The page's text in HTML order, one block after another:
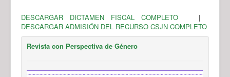
DESCARGAR DICTAMEN FISCAL COMPLETO |
DESCARGAR ADMISIÓN DEL RECURSO CSJN COMPLETO
Revista con Perspectiva de Género